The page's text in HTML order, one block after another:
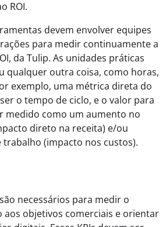
ROI.
devem envolver equipes
para medir continuamente a
da Tulip. As unidades práticas
qualquer outra coisa, como horas,
exemplo, uma métrica direta do
o tempo de ciclo, e o valor para
medido como um aumento no
direto na receita) e/ou
(impacto nos custos).
necessários para medir o
aos objetivos comerciais e orientar